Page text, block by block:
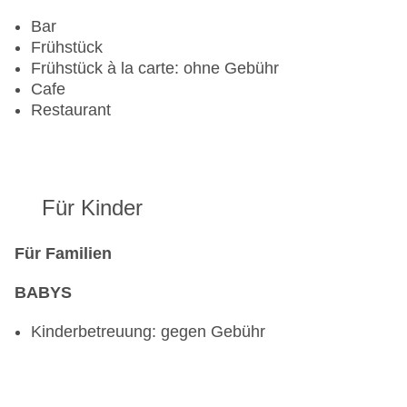
Bar
Frühstück
Frühstück à la carte: ohne Gebühr
Cafe
Restaurant
Für Kinder
Für Familien
BABYS
Kinderbetreuung: gegen Gebühr